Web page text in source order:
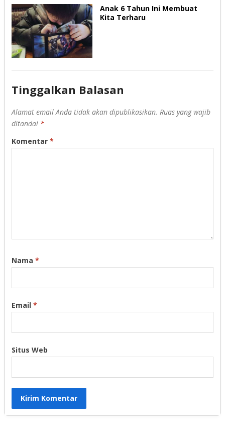
Anak 6 Tahun Ini Membuat
Kita Terharu
Tinggalkan Balasan
Alamat email Anda tidak akan dipublikasikan. Ruas yang wajib
ditandai *
Komentar *
Nama *
Email *
Situs Web